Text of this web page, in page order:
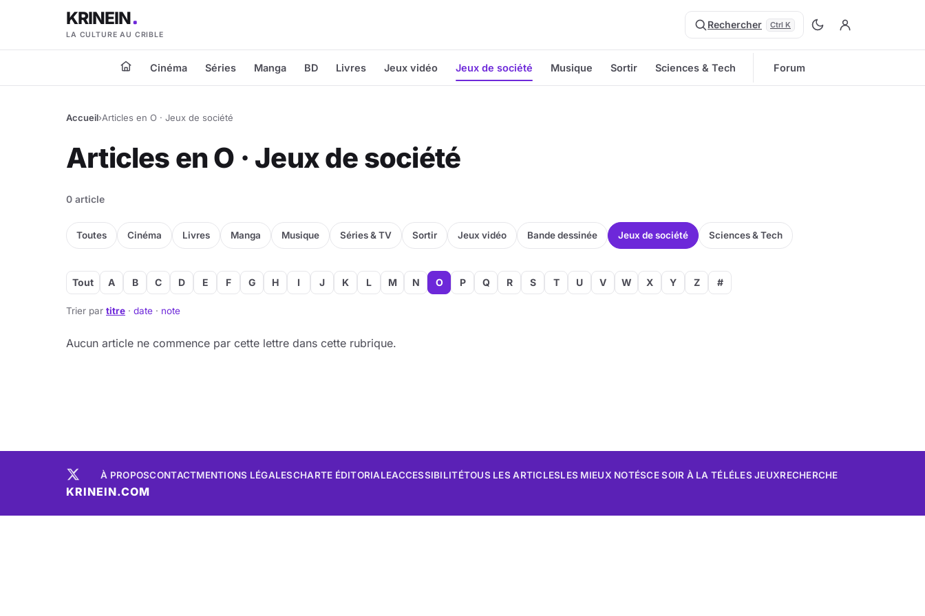
KRINEIN
LA CULTURE AU CRIBLE
Rechercher Ctrl K
Cinéma Séries Manga BD Livres Jeux vidéo Jeux de société Musique Sortir Sciences & Tech Forum
Accueil›Articles en O · Jeux de société
Articles en O · Jeux de société
0 article
Toutes Cinéma Livres Manga Musique Séries & TV Sortir Jeux vidéo Bande dessinée Jeux de société Sciences & Tech
Tout A B C D E F G H I J K L M N O P Q R S T U V W X Y Z #
Trier par titre · date · note
Aucun article ne commence par cette lettre dans cette rubrique.
À PROPOSCONTACTMENTIONS LÉGALESCHARTE ÉDITORIALEACCESSIBILITÉTOUS LES ARTICLESLES MIEUX NOTÉSCE SOIR À LA TÉLÉLES JEUXRECHERCHE
KRINEIN.COM